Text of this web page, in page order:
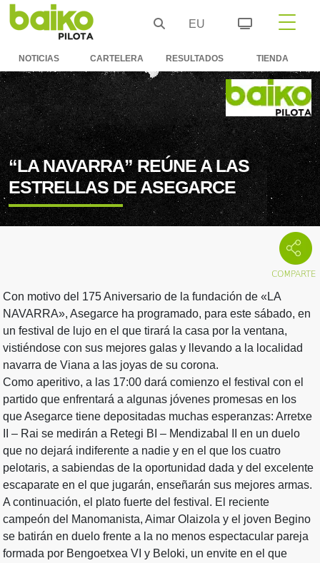
EU
NOTICIAS CARTELERA RESULTADOS TIENDA
“LA NAVARRA” REÚNE A LAS
ESTRELLAS DE ASEGARCE
Con motivo del 175 Aniversario de la fundación de «LA
NAVARRA», Asegarce ha programado, para este sábado, en
un festival de lujo en el que tirará la casa por la ventana,
vistiéndose con sus mejores galas y llevando a la localidad
navarra de Viana a las joyas de su corona.
Como aperitivo, a las 17:00 dará comienzo el festival con el
partido que enfrentará a algunas jóvenes promesas en los
que Asegarce tiene depositadas muchas esperanzas: Arretxe
II – Rai se medirán a Retegi BI – Mendizabal II en un duelo
que no dejará indiferente a nadie y en el que los cuatro
pelotaris, a sabiendas de la oportunidad dada y del excelente
escaparate en el que jugarán, enseñarán sus mejores armas.
A continuación, el plato fuerte del festival. El reciente
campeón del Manomanista, Aimar Olaizola y el joven Begino
se batirán en duelo frente a la no menos espectacular pareja
formada por Bengoetxea VI y Beloki, un envite en el que